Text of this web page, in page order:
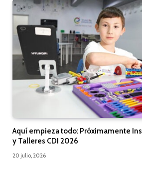
Aquí empieza todo: Próximamente
y Talleres CDI 2026
20 julio, 2026